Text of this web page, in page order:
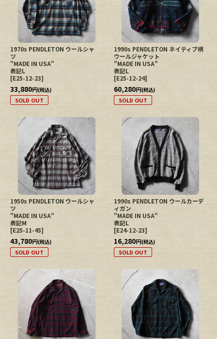
絞り込む
1970s PENDLETON ウールシャ
ツ
"MADE IN USA"
表記L
[E25-12-23]
33,880円(税込)
SOLD OUT
1990s PENDLETON ネイティブ柄
ウールジャケット
"MADE IN USA"
表記L
[E25-12-24]
60,280円(税込)
SOLD OUT
1950s PENDLETON ウールシャ
ツ
"MADE IN USA"
表記M
[E25-11-45]
43,780円(税込)
SOLD OUT
1990s PENDLETON ウールカーデ
ィガン
"MADE IN USA"
表記L
[E24-12-23]
16,280円(税込)
SOLD OUT